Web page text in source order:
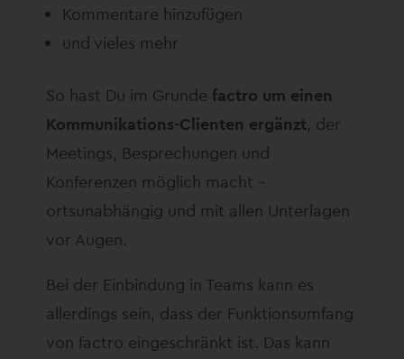
Kommentare hinzufügen
und vieles mehr
So hast Du im Grunde factro um einen
Kommunikations-Clienten ergänzt, der
Meetings, Besprechungen und
Konferenzen möglich macht –
ortsunabhängig und mit allen Unterlagen
vor Augen.
Bei der Einbindung in Teams kann es
allerdings sein, dass der Funktionsumfang
von factro eingeschränkt ist. Das kann